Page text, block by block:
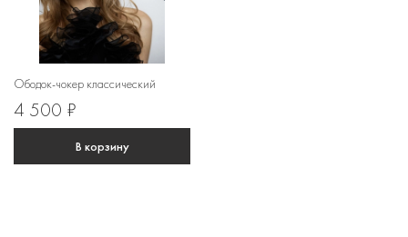
Ободок-чокер классический
4 500 ₽
В корзину